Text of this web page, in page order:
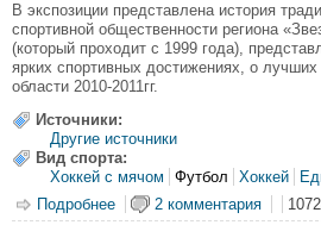
В экспозиции представлена история
спортивной общественности региона
(который проходит с 1999 года),
ярких спортивных достижениях, о лучших
области 2010-2011гг.
Источники:
Другие источники
Вид спорта:
Хоккей с мячом
Футбол Хоккей
Подробнее о В диораме открылась
сильнее!»
2 комментария